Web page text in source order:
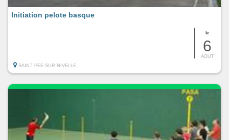
le
6
AOUT
Initiation pelote basque
SAINT-PEE-SUR-NIVELLE